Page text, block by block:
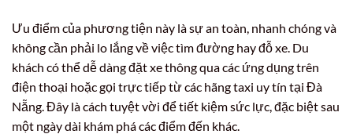
Ưu điểm của phương tiện này là sự an toàn, nhanh chóng và
không cần phải lo lắng về việc tìm đường hay đỗ xe. Du
khách có thể dễ dàng đặt xe thông qua các ứng dụng trên
điện thoại hoặc gọi trực tiếp từ các hãng taxi uy tín tại Đà
Nẵng. Đây là cách tuyệt vời để tiết kiệm sức lực, đặc biệt sau
một ngày dài khám phá các điểm đến khác.